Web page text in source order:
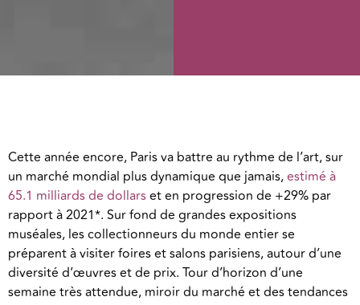
Cette année encore, Paris va battre au rythme de l’art, sur
un marché mondial plus dynamique que jamais,estimé à
65.1 milliards de dollarset en progression de +29% par
rapport à 2021*. Sur fond de grandes expositions
muséales, les collectionneurs du monde entier se
préparent à visiter foires et salons parisiens, autour d’une
diversité d’œuvres et de prix. Tour d’horizon d’une
semaine très attendue, miroir du marché et des tendances